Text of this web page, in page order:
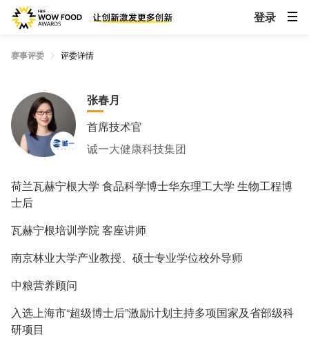
登录
赛事评委 评委详情
张春月
首席技术官
诚一大健康科技集团
荷兰瓦赫宁根大学 食品科学博士华东理工大学 生物工程博
士后
瓦赫宁根培训学院 客座讲师
南京林业大学产业教授、硕士专业学位校外导师
中粮营养顾问
入选上海市“超级博士后”激励计划主持多项国家及省部级科
研项目